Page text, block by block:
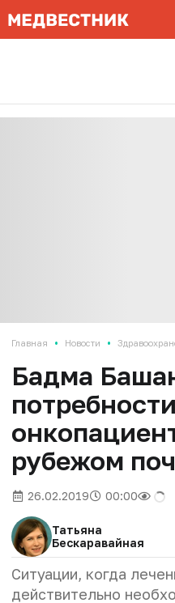
Главная • Новости •
Бадма
рубежом
26.02.2019 00:00
Татьяна
Бескаравайная
Ситуации, когда
действительно